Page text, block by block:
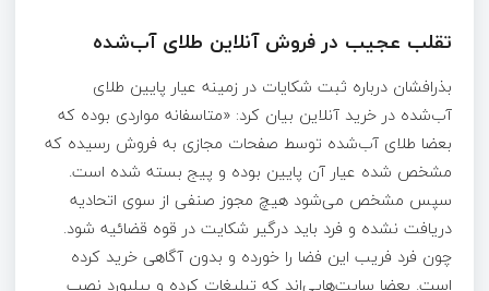
تقلب عجیب در فروش آنلاین طلای آب‌شده
بذرافشان درباره ثبت شکایات در زمینه عیار پایین طلای
آب‌شده در خرید آنلاین بیان کرد: «متاسفانه مواردی بوده که
بعضا طلای آب‌شده توسط صفحات مجازی به فروش رسیده که
مشخص شده عیار آن پایین بوده و پیج بسته شده است.
سپس مشخص می‌شود هیچ مجوز صنفی از سوی اتحادیه
دریافت نشده و فرد باید درگیر شکایت در قوه قضائیه شود.
چون فرد فریب این فضا را خورده و بدون آگاهی خرید کرده
است. بعضا سایت‌هایی‌اند که تبلیغات کرده و بیلبورد نصب